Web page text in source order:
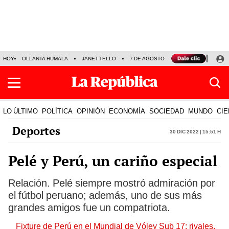
HOY OLLANTA HUMALA JANET TELLO 7 DE AGOSTO TINKA RESULTADOS
LO ÚLTIMO POLÍTICA OPINIÓN ECONOMÍA SOCIEDAD MUNDO
Deportes 30 Dic 2022 | 15:51 h
Pelé y Perú, un cariño especial
Relación. Pelé siempre mostró admiración por
el fútbol peruano; además, uno de sus más
grandes amigos fue un compatriota.
Fixture de Perú en el Mundial de Vóley Sub 17: rivales,